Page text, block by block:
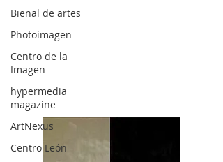
Bienal de artes
Photoimagen
Centro de la
Imagen
hypermedia
magazine
ArtNexus
Centro León